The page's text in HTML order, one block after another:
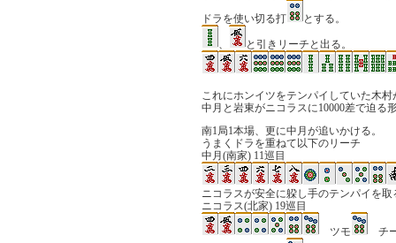
ドラを使い切る打 とする。
、 と引きリーチと出る。
これにホンイツをテンパイしていた木
中月と岩東がニコラスに10000差で迫る
南1局1本場、更に中月が追いかける。
うまくドラを重ねて以下のリーチ
中月(南家) 11巡目
ニコラスが安全に躱し手のテンパイを
ニコラス(北家) 19巡目
ツモ チ